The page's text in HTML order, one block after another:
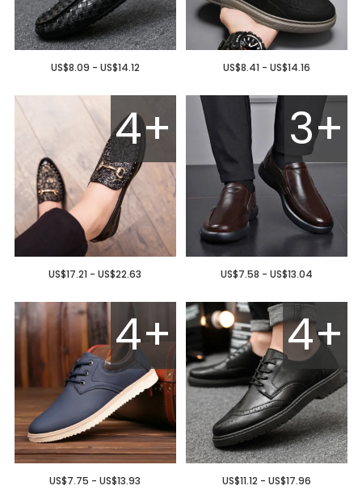
US$8.09 - US$14.12 US$8.41 - US$14.16
4+
US$17.21 - US$22.63
3+
US$7.58 - US$13.04
4+
US$7.75 - US$13.93
4+
US$11.12 - US$17.96